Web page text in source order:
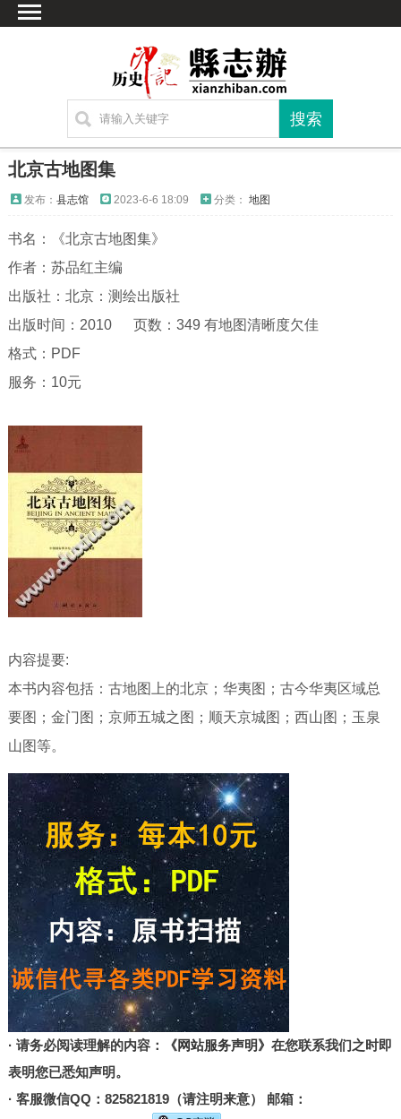
方志
繁体字转换
联系方式
北京古地图集
发布： 县志馆 2023-6-6 18:09 分类： 地图
书名：《北京古地图集》
作者：苏品红主编
出版社：北京：测绘出版社
出版时间：2010 页数：349 有地图清晰度欠佳
格式：PDF
服务：10元
内容提要:
本书内容包括：古地图上的北京；华夷图；古今华夷区域总
要图；金门图；京师五城之图；顺天京城图；西山图；玉泉
山图等。
· 请务必阅读理解的内容： 《网站服务声明》 在您联系我们之时即
表明您已悉知声明。
· 客服微信QQ：825821819（请注明来意） 邮箱：